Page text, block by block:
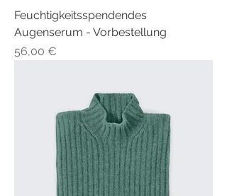
Feuchtigkeitsspendendes
Augenserum - Vorbestellung
Preis
56,00 €